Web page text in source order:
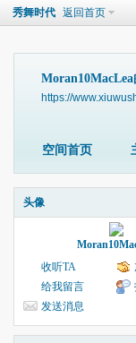
秀舞时代 返回首页
https://
空间首页
头像
收听TA
给我留言
发送消息